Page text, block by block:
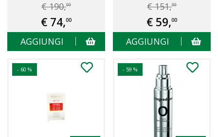
€ 190,00
€ 74,00
AGGIUNGI
€ 151,00
€ 59,00
AGGIUNGI
- 60 % - 59 %